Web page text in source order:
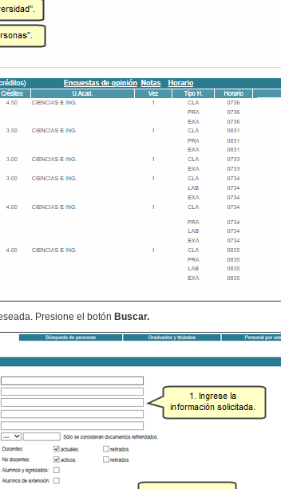
Presione el botón Buscar.